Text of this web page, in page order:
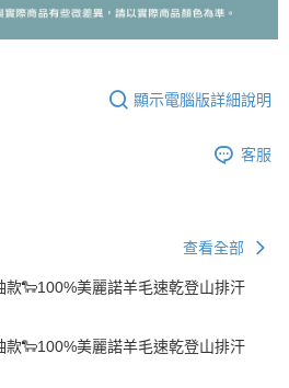
顯示電腦版詳細說明
客服
查看全部
款🐑100%美麗諾羊毛速乾登山排汗
款🐑100%美麗諾羊毛速乾登山排汗